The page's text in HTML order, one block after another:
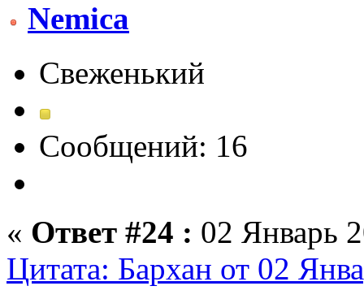
Nemica
Свеженький
Сообщений: 16
« Ответ #24 : 02 Январь
Цитата: Бархан от 02